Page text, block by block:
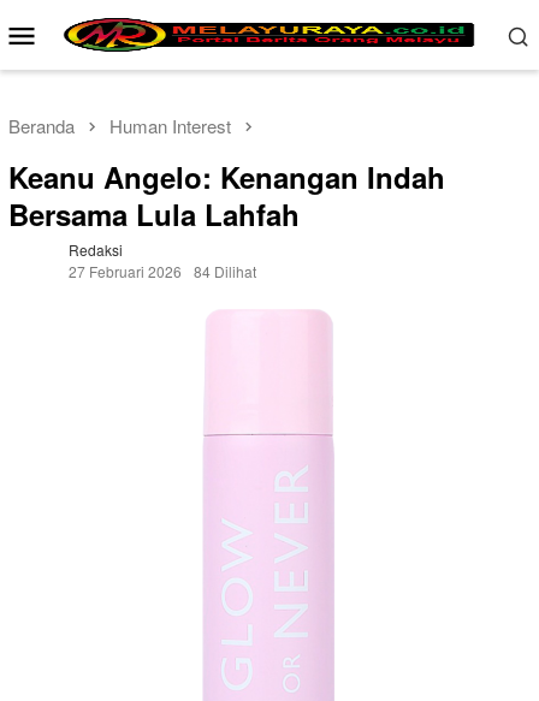
ke
Menu
Mobile
Beranda Human Interest
Keanu Angelo: Kenangan Indah
Bersama Lula Lahfah
Redaksi
27 Februari 2026
84 Dilihat